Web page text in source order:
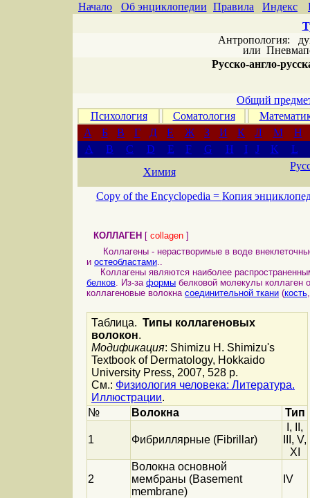
Начало Об энциклопедии Правила Индекс
Антропология:
или
Русско-англо-
Общий
Психология
Соматология
А
Б В Г Д Е Ж З И К Л М
Н
A
B C D E F G H I J K
L
Химия
Copy of the Encyclopedia = Копия
КОЛЛАГЕН [ collagen ]
Коллагены - нерастворимые в воде
и остеобластами..
Коллагены являются наиболее
белков. Из-за формы белковой молекулы коллаген
коллагеновые волокна соединительной ткани (кость
Таблица. Типы коллагеновых
волокон.
Модификация: Shimizu H. Shimizu's
Textbook of Dermatology, Hokkaido
University Press, 2007, 528 p.
См.: Физиология человека: Литература.
Иллюстрации.
№
Волокна Тип
1 Фибриллярные (Fibrillar)
I, II,
III, V,
XI
2
Волокна основной
мембраны (Basement
membrane)
IV